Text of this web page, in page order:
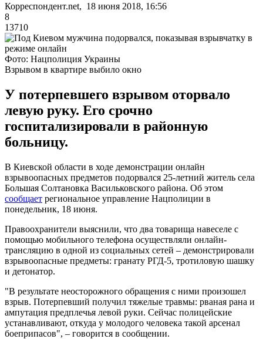
Корреспондент.net, 18 июня 2018, 16:56
8
13710
Фото: Нацполиция Украины
Взрывом в квартире выбило окно
У потерпевшего взрывом оторвало
левую руку. Его срочно
госпитализировали в районную
больницу.
В Киевской области в ходе демонстрации онлайн
взрывоопасных предметов подорвался 25-летний житель села
Большая Солтановка Васильковского района. Об этом
сообщает региональное управление Нацполиции в
понедельник, 18 июня.
Правоохранители выяснили, что два товарища навеселе с
помощью мобильного телефона осуществляли онлайн-
трансляцию в одной из социальных сетей – демонстрировали
взрывоопасные предметы: гранату РГД-5, тротиловую шашку
и детонатор.
"В результате неосторожного обращения с ними произошел
взрыв. Потерпевший получил тяжелые травмы: рваная рана и
ампутация предплечья левой руки. Сейчас полицейские
устанавливают, откуда у молодого человека такой арсенал
боеприпасов", – говорится в сообщении.